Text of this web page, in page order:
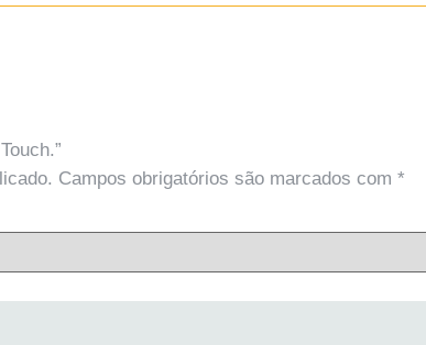
Campos obrigatórios são marcados com *